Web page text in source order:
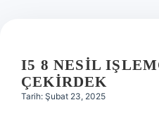
Hakkımızda
I5 8 NESIL
ÇEKIRDEK
Tarih: Şubat 23, 2025